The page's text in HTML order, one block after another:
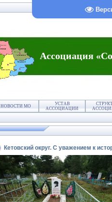
Ассоциация
НОВОСТИ МО
УСТАВ
АССОЦИАЦИИ
Кетовский округ. С уважением к